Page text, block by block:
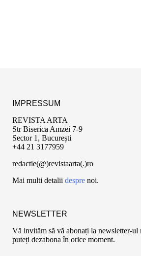
IMPRESSUM
REVISTA ARTA
Str Biserica Amzei 7-9
Sector 1, București
+44 21 3177959
redactie(@)revistaarta(.)ro
Mai multi detalii despre noi.
NEWSLETTER
Vă invităm să vă abonați la newsletter-ul
puteți dezabona în orice moment.